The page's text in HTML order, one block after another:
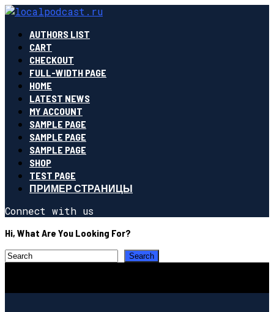
AUTHORS LIST
CART
CHECKOUT
FULL-WIDTH PAGE
HOME
LATEST NEWS
MY ACCOUNT
SAMPLE PAGE
SAMPLE PAGE
SAMPLE PAGE
SHOP
TEST PAGE
ПРИМЕР СТРАНИЦЫ
Connect with us
Hi, What Are You Looking For?